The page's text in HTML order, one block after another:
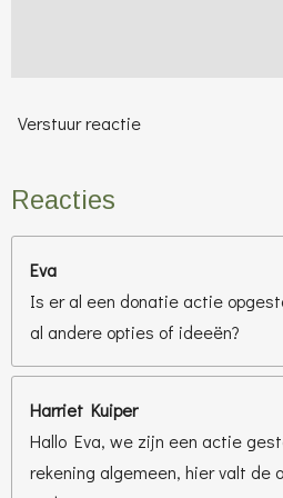
Verstuur reactie
Reacties
Eva
Is er al een donatie actie
al andere opties of ideeën?
Harriet Kuiper
Hallo Eva, we zijn een actie
rekening algemeen, hier valt de